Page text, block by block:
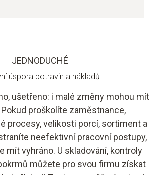
JEDNODUCHÉ
úspora potravin a nákladů.
ušetřeno: i malé změny mohou mít
proškolíte zaměstnance,
procesy, velikosti porcí, sortiment a
neefektivní pracovní postupy,
mít vyhráno. U skladování, kontroly
můžete pro svou firmu získat